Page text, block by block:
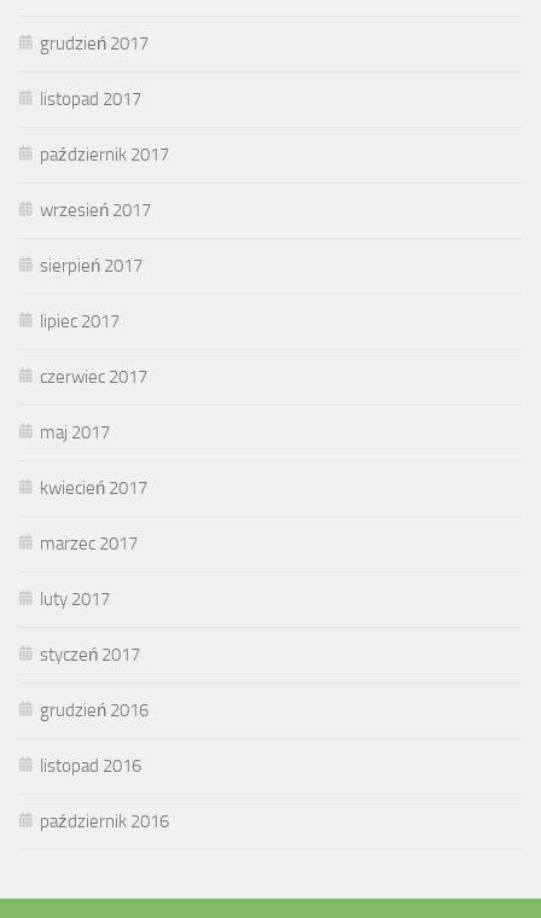
grudzień 2017
listopad 2017
październik 2017
wrzesień 2017
sierpień 2017
lipiec 2017
czerwiec 2017
maj 2017
kwiecień 2017
marzec 2017
luty 2017
styczeń 2017
grudzień 2016
listopad 2016
październik 2016